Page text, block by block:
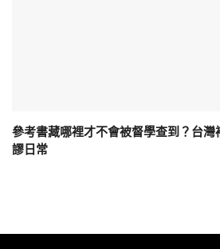
參考書藏哪裡才不會被督學查到？台
謬日常